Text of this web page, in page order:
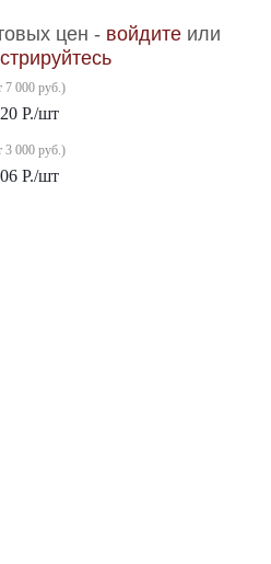
цен - войдите или
7 000 руб.)
Р./шт
3 000 руб.)
Р./шт